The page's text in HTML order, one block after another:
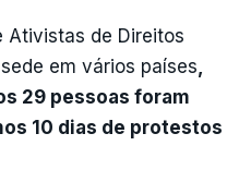
Ativistas de Direitos
em vários países
29 pessoas foram
10 dias de protestos